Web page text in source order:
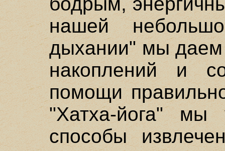
нашей
дыхании" мы даем
накоплений и
помощи
"Хатха-йога" мы
способы